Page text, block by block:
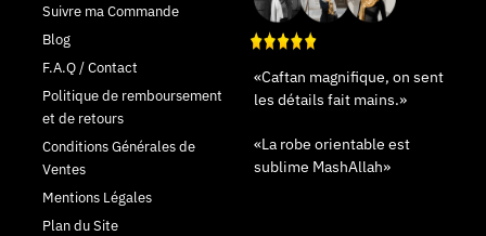
Suivre ma Commande
Blog
F.A.Q / Contact
Politique de remboursement
et de retours
Conditions Générales de
Ventes
Mentions Légales
Plan du Site
«Caftan magnifique, on sent
les détails fait mains.»
«La robe orientable est
sublime MashAllah»